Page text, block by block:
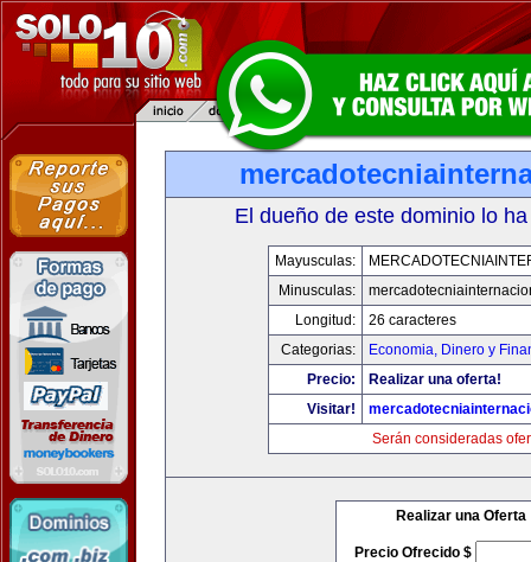
El dueño de este dominio lo
Mayusculas:
Minusculas:
Longitud:
26 caracteres
Categorias:
Economia, Dinero y
Precio:
Realizar una oferta!
Visitar!
Serán consideradas
Realizar una Oferta
Precio Ofrecido $